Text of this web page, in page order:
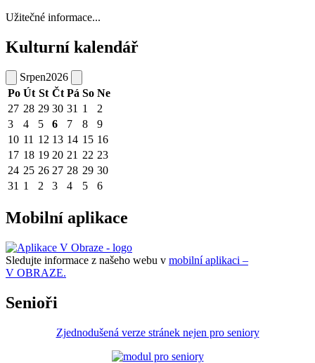
Užitečné informace...
Kulturní kalendář
Srpen2026
Po Út St Čt Pá So Ne
27 28 29 30 31 1
2
3
4 5 6 7 8
9
10 11 12 13 14 15 16
17 18 19 20 21 22 23
24 25 26 27 28 29 30
31 1 2 3 4 5 6
Mobilní aplikace
Sledujte informace z našeho webu v mobilní aplikaci –
V OBRAZE.
Senioři
Zjednodušená verze stránek nejen pro seniory